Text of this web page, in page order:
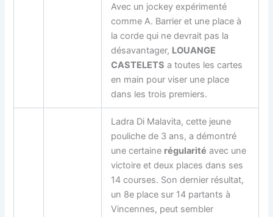
Avec un jockey expérimenté
comme A. Barrier et une place à
la corde qui ne devrait pas la
désavantager, LOUANGE
CASTELETS a toutes les cartes
en main pour viser une place
dans les trois premiers.
Ladra Di Malavita, cette jeune
pouliche de 3 ans, a démontré
une certaine régularité avec une
victoire et deux places dans ses
14 courses. Son dernier résultat,
un 8e place sur 14 partants à
Vincennes, peut sembler